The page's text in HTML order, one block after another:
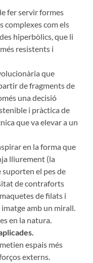
fer servir formes
complexes com els
hiperbòlics, que li
resistents i
que
de fragments de
una decisió
i pràctica de
que va elevar a un
en la forma que
lliurement (la
suporten el pes de
de contraforts
de filats i
amb un mirall.
en la natura.
espais més
externs.